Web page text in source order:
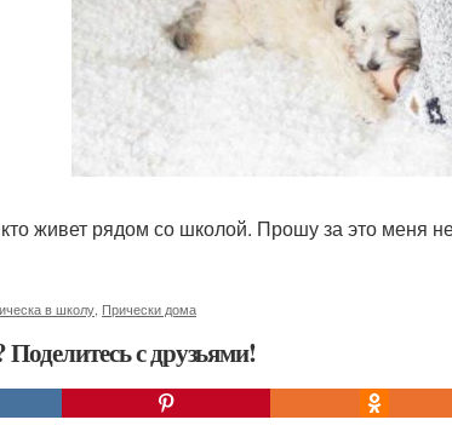
живет рядом со школой. Прошу за это меня
в школу Прически дома
с друзьями!